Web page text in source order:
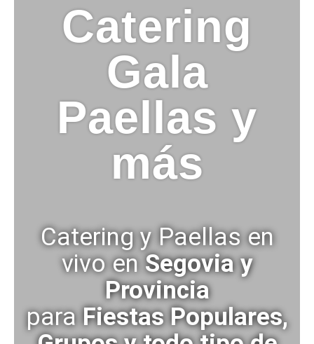
Catering
Gala
Paellas y
más
Catering y Paellas en
vivo en Segovia y
Provincia
paraFiestas Populares,